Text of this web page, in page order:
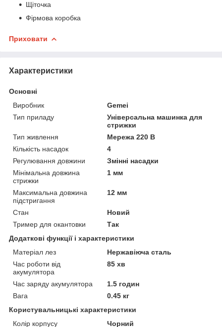
Щіточка
Фірмова коробка
Приховати
Характеристики
Основні
Виробник
Gemei
Тип приладу
Універсальна машинка для
стрижки
Тип живлення
Мережа 220 В
Кількість насадок
4
Регулювання довжини
Змінні насадки
Мінімальна довжина
стрижки
1 мм
Максимальна довжина
підстригання
12 мм
Стан
Новий
Тример для окантовки
Так
Додаткові функції і характеристики
Матеріал лез
Нержавіюча сталь
Час роботи від
акумулятора
85 хв
Час заряду акумулятора
1.5 годин
Вага
0.45 кг
Користувальницькі характеристики
Колір корпусу
Чорний